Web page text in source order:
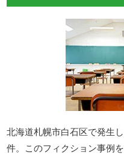
北海道札幌市白石区で発生
件。このフィクション事例